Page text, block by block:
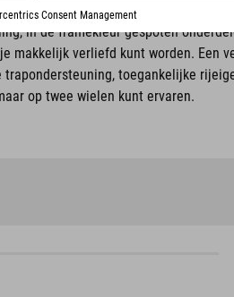
in de framekleur gespoten
makkelijk verliefd kunt worden. Een
toegankelijke
op twee wielen kunt ervaren.